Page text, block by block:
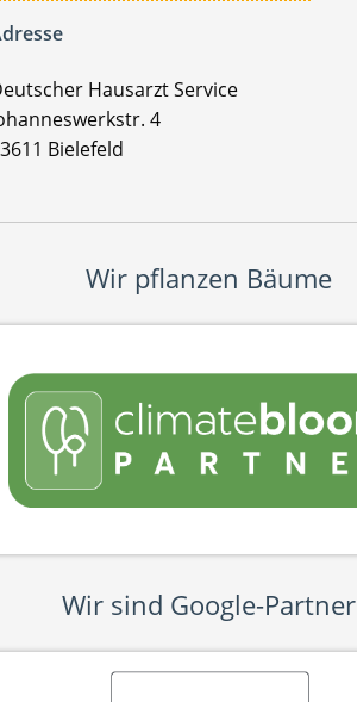
Hausarzt Service
4
Bielefeld
Wir pflanzen Bäume
Wir sind Google-Partner